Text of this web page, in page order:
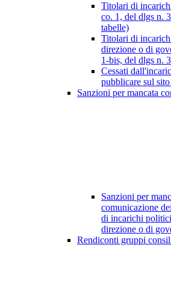
Titolari di
co. 1, del dlgs n.
tabelle)
Titolari di
direzione o di
1-bis, del dlgs n.
Cessati
pubblicare sul
Sanzioni per mancata
Sanzioni per
comunicazione
di incarichi
direzione o di
Rendiconti gruppi